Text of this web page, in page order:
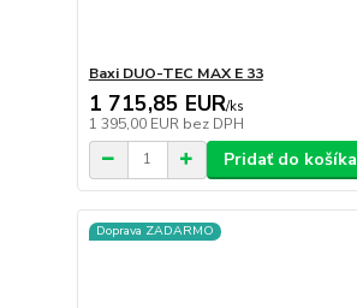
Baxi DUO-TEC MAX E 33
1 715,85 EUR/ks
1 395,00 EUR bez DPH
Pridať do košíka
Doprava ZADARMO